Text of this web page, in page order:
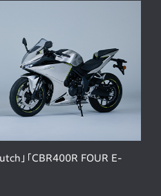
」「CBR400R FOUR E-